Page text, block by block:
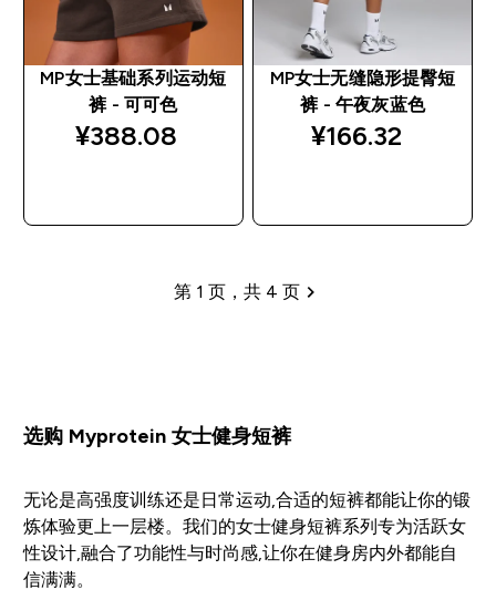
MP女士基础系列运动短
裤 - 可可色
¥388.08‎
MP女士无缝隐形提臀短
裤 - 午夜灰蓝色
¥166.32‎
分页
第 1 页，共 4 页
选购 Myprotein 女士健身短裤
无论是高强度训练还是日常运动,合适的短裤都能让你的锻
炼体验更上一层楼。我们的女士健身短裤系列专为活跃女
性设计,融合了功能性与时尚感,让你在健身房内外都能自
信满满。